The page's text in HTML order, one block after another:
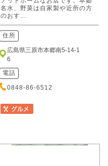
名水、野菜は自家製や近所の方
のおす...
住所
広島県三原市本郷南5-14-1
6
電話
0848-86-6512